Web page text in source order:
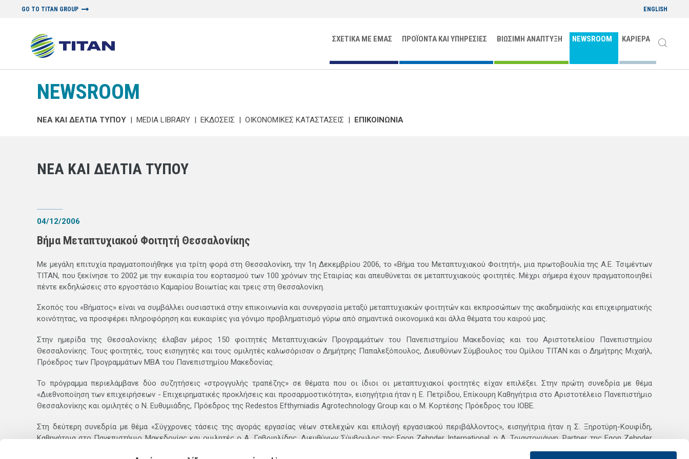
GO TO TITAN GROUP ENGLISH
ΣΧΕΤΙΚΑ ΜΕ ΕΜΑΣ ΠΡΟΪΟΝΤΑ ΚΑΙ ΥΠΗΡΕΣΙΕΣ ΒΙΩΣΙΜΗ ΑΝΑΠΤΥΞΗ NEWSROOM ΚΑΡΙΕΡΑ
NEWSROOM
ΝΕΑ ΚΑΙ ΔΕΛΤΙΑ ΤΥΠΟΥ | MEDIA LIBRARY | ΕΚΔΟΣΕΙΣ | ΟΙΚΟΝΟΜΙΚΕΣ ΚΑΤΑΣΤΑΣΕΙΣ | ΕΠΙΚΟΙΝΩΝΙΑ
ΝΕΑ ΚΑΙ ΔΕΛΤΙΑ ΤΥΠΟΥ
04/12/2006
Βήμα Μεταπτυχιακού Φοιτητή Θεσσαλονίκης
Με μεγάλη επιτυχία πραγματοποιήθηκε για τρίτη φορά στη Θεσσαλονίκη, την 1η Δεκεμβρίου 2006, το «Βήμα του Μεταπτυχιακού Φοιτητή», μια πρωτοβουλία της Α.Ε. Τσιμέντων
ΤΙΤΑΝ, που ξεκίνησε το 2002 με την ευκαιρία του εορτασμού των 100 χρόνων της Εταιρίας και απευθύνεται σε μεταπτυχιακούς φοιτητές. Μέχρι σήμερα έχουν πραγματοποιηθεί
πέντε εκδηλώσεις στο εργοστάσιο Καμαρίου Βοιωτίας και τρεις στη Θεσσαλονίκη.
Σκοπός του «Βήματος» είναι να συμβάλλει ουσιαστικά στην επικοινωνία και συνεργασία μεταξύ μεταπτυχιακών φοιτητών και εκπροσώπων της ακαδημαϊκής και επιχειρηματικής
κοινότητας, να προσφέρει πληροφόρηση και ευκαιρίες για γόνιμο προβληματισμό γύρω από σημαντικά οικονομικά και άλλα θέματα του καιρού μας.
Στην ημερίδα της Θεσσαλονίκης έλαβαν μέρος 150 φοιτητές Μεταπτυχιακών Προγραμμάτων του Πανεπιστημίου Μακεδονίας και του Αριστοτελείου Πανεπιστημίου
Θεσσαλονίκης. Τους φοιτητές, τους εισηγητές και τους ομιλητές καλωσόρισαν ο Δημήτρης Παπαλεξόπουλος, Διευθύνων Σύμβουλος του Ομίλου ΤΙΤΑΝ και ο Δημήτρης Μιχαήλ,
Πρόεδρος των Προγραμμάτων ΜΒΑ του Πανεπιστημίου Μακεδονίας.
Το πρόγραμμα περιελάμβανε δύο συζητήσεις «στρογγυλής τραπέζης» σε θέματα που οι ίδιοι οι μεταπτυχιακοί φοιτητές είχαν επιλέξει. Στην πρώτη συνεδρία με θέμα
«Διεθνοποίηση των επιχειρήσεων - Επιχειρηματικές προκλήσεις και προσαρμοστικότητα», εισηγήτρια ήταν η Ε. Πετρίδου, Επίκουρη Καθηγήτρια στο Αριστοτέλειο Πανεπιστήμιο
Θεσσαλονίκης και ομιλητές ο Ν. Ευθυμιάδης, Πρόεδρος της Redestos Efthymiadis Agrotechnology Group και ο Μ. Κορτέσης Πρόεδρος του ΙΟΒΕ.
Στη δεύτερη συνεδρία με θέμα «Σύγχρονες τάσεις της αγοράς εργασίας νέων στελεχών και επιλογή εργασιακού περιβάλλοντος», εισηγήτρια ήταν η Σ. Ξηροτύρη-Κουφίδη,
Καθηγήτρια στο Πανεπιστήμιο Μακεδονίας και ομιλητές ο Α. Γαβριηλίδης, Διευθύνων Σύμβουλος της Egon Zehnder International, η Λ. Τριαντογιάννη, Partner της Egon Zehnder